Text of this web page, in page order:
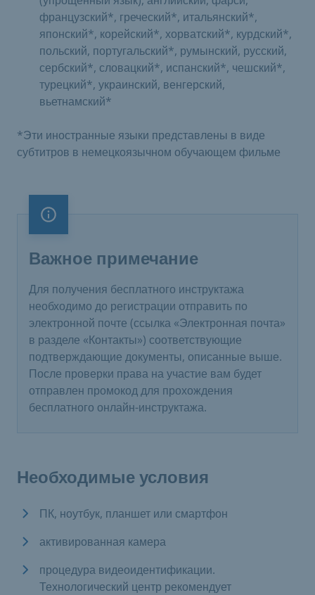
французский*, греческий*, итальянский*,
японский*, корейский*, хорватский*, курдский*,
польский, португальский*, румынский, русский,
сербский*, словацкий*, испанский*, чешский*,
турецкий*, украинский, венгерский,
вьетнамский*
​*Эти иностранные языки представлены в виде
субтитров в немецкоязычном обучающем фильме​
Важное примечание
Важное примечание
Для получения бесплатного инструктажа
необходимо до регистрации отправить по
электронной почте (ссылка «Электронная почта»
в разделе «Контакты») соответствующие
подтверждающие документы, описанные выше.
После проверки права на участие вам будет
отправлен промокод для прохождения
бесплатного онлайн-инструктажа.
Необходимые условия
ПК, ноутбук, планшет или смартфон
активированная камера
процедура видеоидентификации.
Технологический центр рекомендует